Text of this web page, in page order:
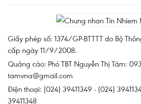
Giấy phép số: 1374/GP-BTTTT do Bộ
cấp ngày 11/9/2008.
Quảng cáo: Phó TBT Nguyễn Thị Tám:
tamvna@gmail.com
Điện thoại: (024) 39411349 - (024)
39411348